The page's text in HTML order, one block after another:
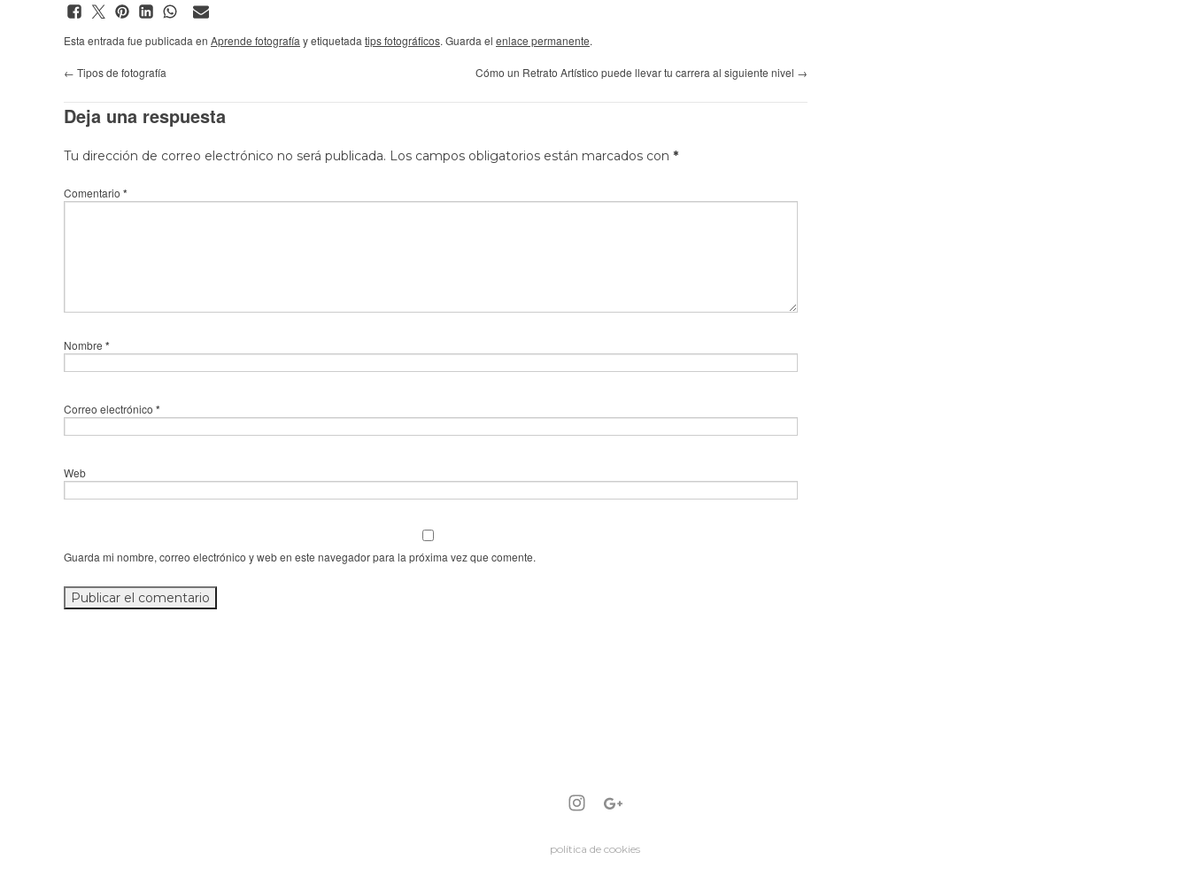
Esta entrada fue publicada en Aprende fotografía y etiquetada tips fotográficos. Guarda el enlace permanente.
← Tipos de fotografía Cómo un Retrato Artístico puede llevar tu carrera al siguiente nivel →
Deja una respuesta
Tu dirección de correo electrónico no será publicada. Los campos obligatorios están marcados con *
Comentario *
Nombre *
Correo electrónico *
Web
Guarda mi nombre, correo electrónico y web en este navegador para la próxima vez que comente.
política de cookies